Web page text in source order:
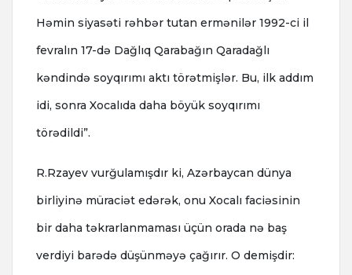
Həmin siyasəti rəhbər tutan ermənilər 1992-ci il
fevralın 17-də Dağlıq Qarabağın Qaradağlı
kəndində soyqırımı aktı törətmişlər. Bu, ilk addım
idi, sonra Xocalıda daha böyük soyqırımı
törədildi”.
R.Rzayev vurğulamışdır ki, Azərbaycan dünya
birliyinə müraciət edərək, onu Xocalı faciəsinin
bir daha təkrarlanmaması üçün orada nə baş
verdiyi barədə düşünməyə çağırır. O demişdir: